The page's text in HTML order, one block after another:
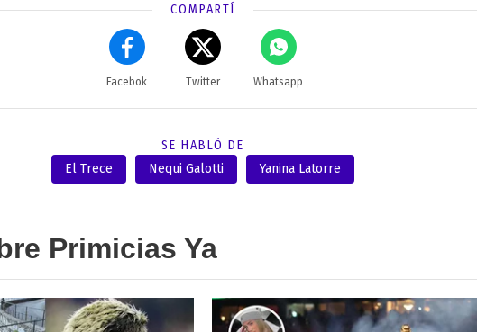
COMPARTÍ
Facebok Twitter Whatsapp
SE HABLÓ DE
El Trece
Nequi Galotti Yanina Latorre
Primicias Ya